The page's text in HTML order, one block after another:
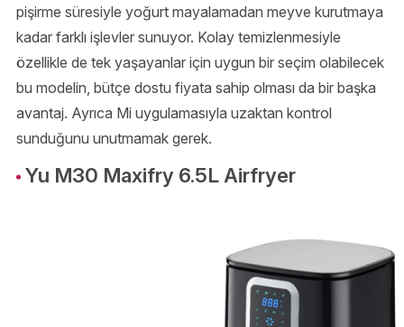
pişirme süresiyle yoğurt mayalamadan meyve kurutmaya
kadar farklı işlevler sunuyor. Kolay temizlenmesiyle
özellikle de tek yaşayanlar için uygun bir seçim olabilecek
bu modelin, bütçe dostu fiyata sahip olması da bir başka
avantaj. Ayrıca Mi uygulamasıyla uzaktan kontrol
sunduğunu unutmamak gerek.
Yu M30 Maxifry 6.5L Airfryer